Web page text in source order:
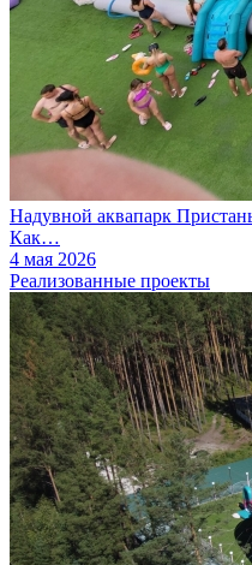
Надувной аквапарк
Как…
4 мая 2026
Реализованные проекты